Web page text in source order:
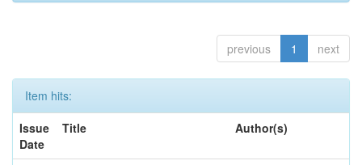
previous 1 next
Item hits:
Issue
Date
Title Author(s)